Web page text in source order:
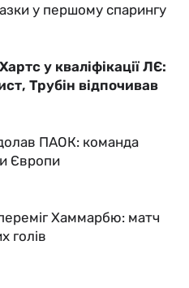
у першому спарингу
у кваліфікації ЛЄ:
Трубін відпочивав
ПАОК: команда
Європи
Хаммарбю: матч
голів